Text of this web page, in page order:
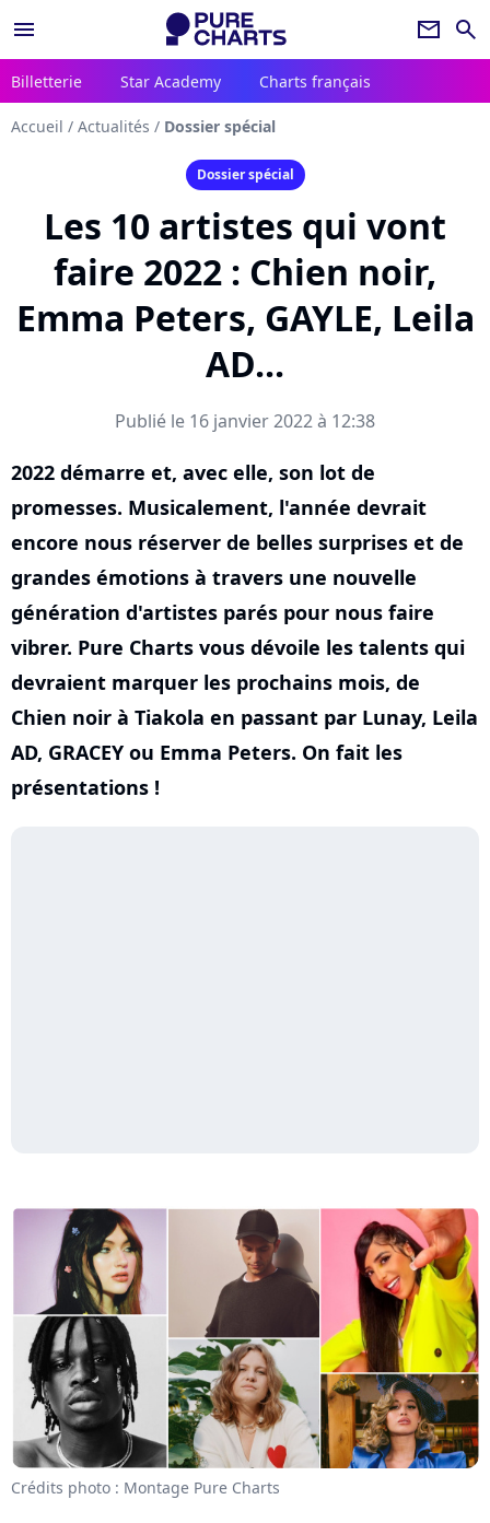
menu newsletter search
Billetterie Star Academy Charts français
Accueil / Actualités / Dossier spécial
Dossier spécial
Les 10 artistes qui vont
faire 2022 : Chien noir,
Emma Peters, GAYLE, Leila
AD...
Publié le 16 janvier 2022 à 12:38
2022 démarre et, avec elle, son lot de
promesses. Musicalement, l'année devrait
encore nous réserver de belles surprises et de
grandes émotions à travers une nouvelle
génération d'artistes parés pour nous faire
vibrer. Pure Charts vous dévoile les talents qui
devraient marquer les prochains mois, de
Chien noir à Tiakola en passant par Lunay, Leila
AD, GRACEY ou Emma Peters. On fait les
présentations !
Crédits photo : Montage Pure Charts